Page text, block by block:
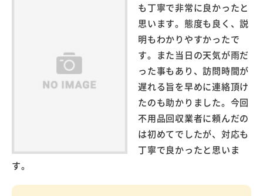
も丁寧で非常に良かったと
思います。態度も良く、説
明もわかりやすかったで
す。また当日の天気が雨だ
った事もあり、訪問時間が
遅れる旨を早めに連絡頂け
たのも助かりました。今回
不用品回収業者に頼んだの
は初めてでしたが、対応も
丁寧で良かったと思いま
す。